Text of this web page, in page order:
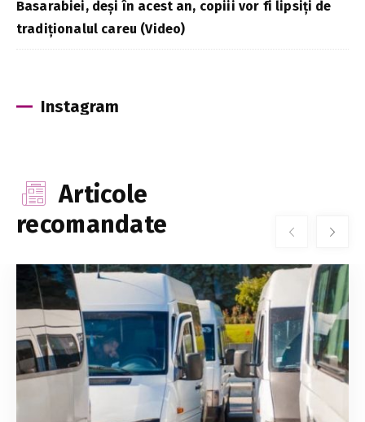
Basarabiei, deși în acest an, copiii vor fi lipsiți de
tradiționalul careu (Video)
Instagram
Articole
recomandate